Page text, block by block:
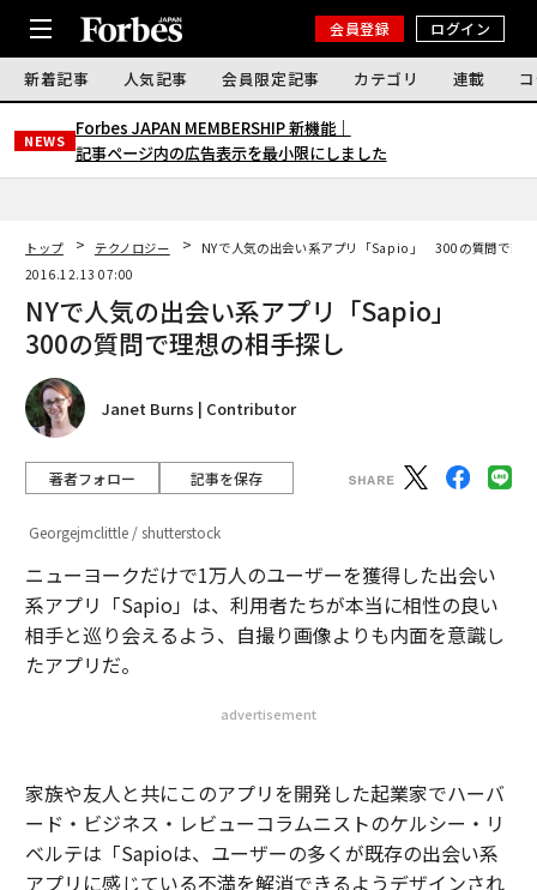
会員登録 ログイン
新着記事 人気記事 会員限定記事 カテゴリ 連載
NEWS
Forbes JAPAN MEMBERSHIP 新機能｜
記事ページ内の広告表示を最小限にしました
トップ テクノロジー
NYで人気の出会い系アプリ「Sapio」 300の質問で理
2016.12.13 07:00
NYで人気の出会い系アプリ「Sapio」
300の質問で理想の相手探し
Janet Burns | Contributor
著者フォロー 記事を保存
Georgejmclittle / shutterstock
ニューヨークだけで1万人のユーザーを獲得した出会い
系アプリ「Sapio」は、利用者たちが本当に相性の良い
相手と巡り会えるよう、自撮り画像よりも内面を意識し
たアプリだ。
advertisement
家族や友人と共にこのアプリを開発した起業家でハーバ
ード・ビジネス・レビューコラムニストのケルシー・リ
ベルテは「Sapioは、ユーザーの多くが既存の出会い系
アプリに感じている不満を解消できるようデザインされ